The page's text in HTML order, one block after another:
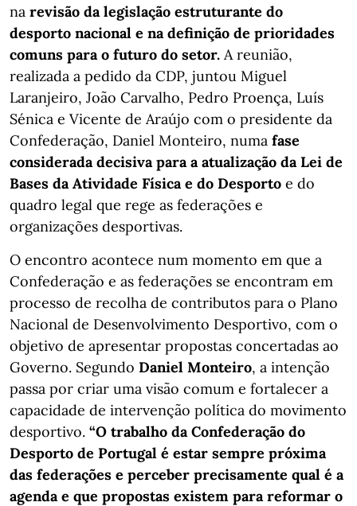
na revisão da legislação estruturante do
desporto nacional e na definição de prioridades
comuns para o futuro do setor. A reunião,
realizada a pedido da CDP, juntou Miguel
Laranjeiro, João Carvalho, Pedro Proença, Luís
Sénica e Vicente de Araújo com o presidente da
Confederação, Daniel Monteiro, numa fase
considerada decisiva para a atualização da Lei de
Bases da Atividade Física e do Desporto e do
quadro legal que rege as federações e
organizações desportivas.
O encontro acontece num momento em que a
Confederação e as federações se encontram em
processo de recolha de contributos para o Plano
Nacional de Desenvolvimento Desportivo, com o
objetivo de apresentar propostas concertadas ao
Governo. Segundo Daniel Monteiro, a intenção
passa por criar uma visão comum e fortalecer a
capacidade de intervenção política do movimento
desportivo. “O trabalho da Confederação do
Desporto de Portugal é estar sempre próxima
das federações e perceber precisamente qual é a
agenda e que propostas existem para reformar o